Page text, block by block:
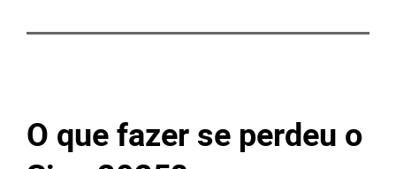
O que fazer se perdeu o